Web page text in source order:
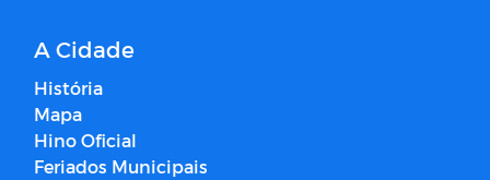
A Cidade
História
Mapa
Hino Oficial
Feriados Municipais